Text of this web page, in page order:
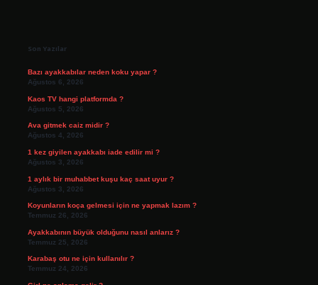
Son Yazılar
Bazı ayakkabılar neden koku yapar ?
Ağustos 6, 2026
Kaos TV hangi platformda ?
Ağustos 5, 2026
Ava gitmek caiz midir ?
Ağustos 4, 2026
1 kez giyilen ayakkabı iade edilir mi ?
Ağustos 3, 2026
1 aylık bir muhabbet kuşu kaç saat uyur ?
Ağustos 3, 2026
Koyunların koça gelmesi için ne yapmak lazım ?
Temmuz 26, 2026
Ayakkabının büyük olduğunu nasıl anlarız ?
Temmuz 25, 2026
Karabaş otu ne için kullanılır ?
Temmuz 24, 2026